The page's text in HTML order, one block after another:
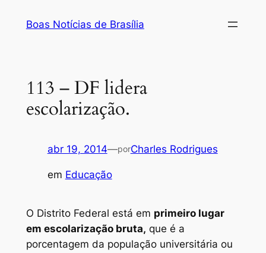
Boas Notícias de Brasília
113 – DF lidera
escolarização.
abr 19, 2014—porCharles Rodrigues
em Educação
O Distrito Federal está em primeiro lugar
em escolarização bruta, que é a
porcentagem da população universitária ou